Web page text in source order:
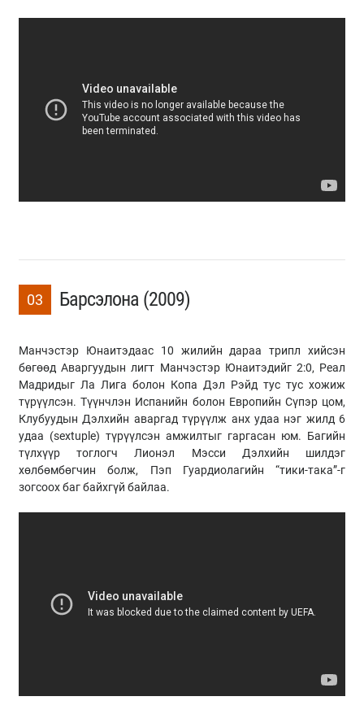
03 Барсэлона (2009)
Манчэстэр Юнаитэдаас 10 жилийн дараа трипл хийсэн
бөгөөд Аваргуудын лигт Манчэстэр Юнаитэдийг 2:0, Реал
Мадридыг Ла Лига болон Копа Дэл Рэйд тус тус хожиж
түрүүлсэн. Түүнчлэн Испанийн болон Европийн Сүпэр цом,
Клубуудын Дэлхийн аваргад түрүүлж анх удаа нэг жилд 6
удаа (sextuple) түрүүлсэн амжилтыг гаргасан юм. Багийн
түлхүүр тоглогч Лионэл Мэсси Дэлхийн шилдэг
хөлбөмбөгчин болж, Пэп Гуардиолагийн “тики-така”-г
зогсоох баг байхгүй байлаа.